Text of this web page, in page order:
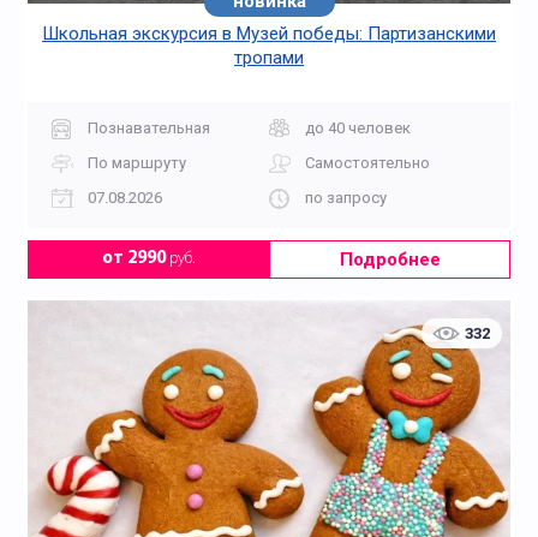
Школьная экскурсия в Музей победы: Партизанскими
тропами
Познавательная
до 40 человек
По маршруту
Самостоятельно
07.08.2026
по запросу
от 2990руб. Подробнее
332